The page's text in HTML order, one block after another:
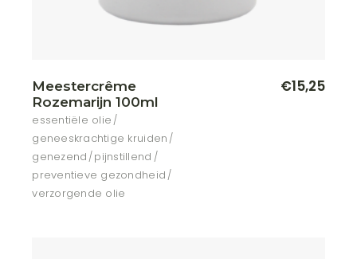
Meestercrême
Rozemarijn 100ml
essentiële olie
geneeskrachtige kruiden
genezend pijnstillend
preventieve gezondheid
verzorgende olie
€15,25